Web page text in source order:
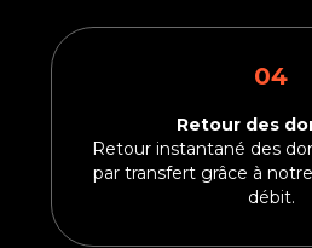
04
Retour des
Retour instantané des
par transfert grâce à
débit.